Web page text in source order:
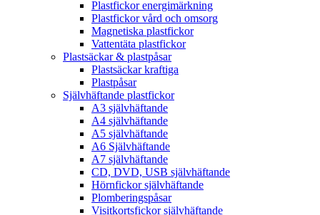
Plastfickor energimärkning
Plastfickor vård och omsorg
Magnetiska plastfickor
Vattentäta plastfickor
Plastsäckar & plastpåsar
Plastsäckar kraftiga
Plastpåsar
Självhäftande plastfickor
A3 självhäftande
A4 självhäftande
A5 självhäftande
A6 Självhäftande
A7 självhäftande
CD, DVD, USB självhäftande
Hörnfickor självhäftande
Plomberingspåsar
Visitkortsfickor självhäftande